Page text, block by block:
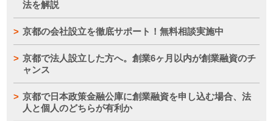
法を解説
京都の会社設立を徹底サポート！無料相談実施中
京都で法人設立した方へ。創業6ヶ月以内が創業融資のチ
ャンス
京都で日本政策金融公庫に創業融資を申し込む場合、法
人と個人のどちらが有利か